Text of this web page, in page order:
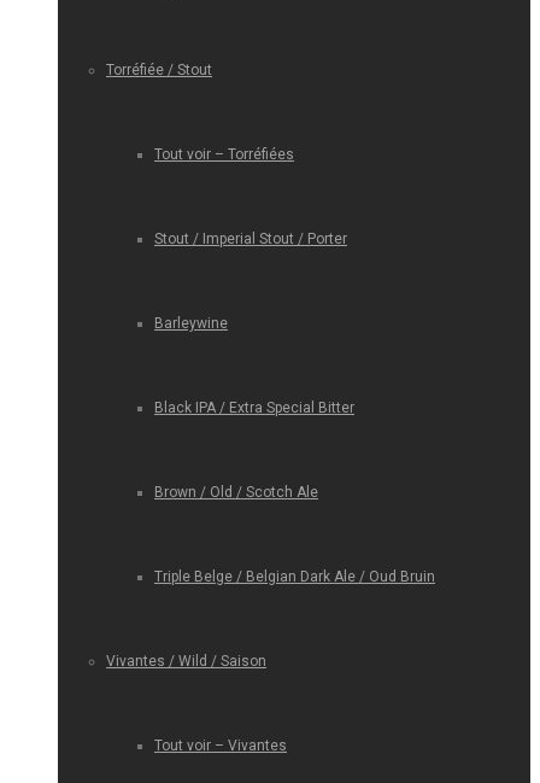
Torréfiée / Stout
Tout voir – Torréfiées
Stout / Imperial Stout / Porter
Barleywine
Black IPA / Extra Special Bitter
Brown / Old / Scotch Ale
Triple Belge / Belgian Dark Ale / Oud Bruin
Vivantes / Wild / Saison
Tout voir – Vivantes